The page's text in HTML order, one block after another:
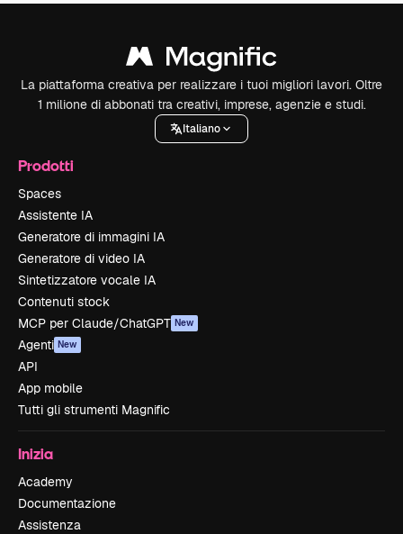
La piattaforma creativa per realizzare i tuoi migliori lavori. Oltre
1 milione di abbonati tra creativi, imprese, agenzie e studi.
Italiano
Prodotti
Spaces
Assistente IA
Generatore di immagini IA
Generatore di video IA
Sintetizzatore vocale IA
Contenuti stock
MCP per Claude/ChatGPT New
Agenti New
API
App mobile
Tutti gli strumenti Magnific
Inizia
Academy
Documentazione
Assistenza